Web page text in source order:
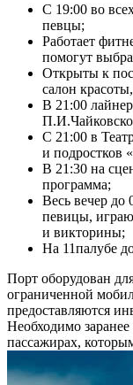
С 19:00 во
певцы;
Работает
помогут
Открыты к
салон
В 21:00
С 21:00 в
и подростков
В 21:30 на
программа;
Весь вечер до
певицы,
и викторины;
На 11палубе
Порт оборудован
ограниченной
предоставляются
Необходимо
пассажирах,